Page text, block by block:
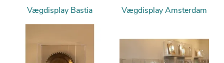
Vægdisplay Bastia Vægdisplay Amsterdam